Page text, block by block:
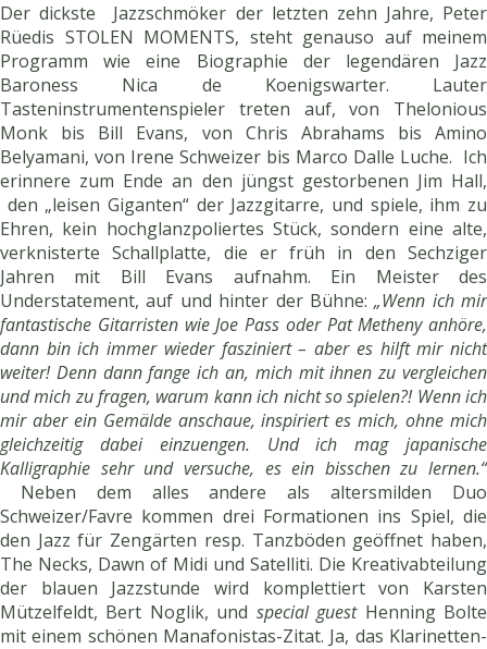
Der dickste Jazzschmöker der letzten zehn Jahre, Peter
Rüedis STOLEN MOMENTS, steht genauso auf meinem
Programm wie eine Biographie der legendären Jazz
Baroness Nica de Koenigswarter. Lauter
Tasteninstrumentenspieler treten auf, von Thelonious
Monk bis Bill Evans, von Chris Abrahams bis Amino
Belyamani, von Irene Schweizer bis Marco Dalle Luche. Ich
erinnere zum Ende an den jüngst gestorbenen Jim Hall,
den „leisen Giganten“ der Jazzgitarre, und spiele, ihm zu
Ehren, kein hochglanzpoliertes Stück, sondern eine alte,
verknisterte Schallplatte, die er früh in den Sechziger
Jahren mit Bill Evans aufnahm. Ein Meister des
Understatement, auf und hinter der Bühne:„Wenn ich mir
fantastische Gitarristen wie Joe Pass oder Pat Metheny anhöre,
dann bin ich immer wieder fasziniert – aber es hilft mir nicht
weiter! Denn dann fange ich an, mich mit ihnen zu vergleichen
und mich zu fragen, warum kann ich nicht so spielen?! Wenn ich
mir aber ein Gemälde anschaue, inspiriert es mich, ohne mich
gleichzeitig dabei einzuengen. Und ich mag japanische
Kalligraphie sehr und versuche, es ein bisschen zu lernen.“
Neben dem alles andere als altersmilden Duo
Schweizer/Favre kommen drei Formationen ins Spiel, die
den Jazz für Zengärten resp. Tanzböden geöffnet haben,
The Necks, Dawn of Midi und Satelliti. Die Kreativabteilung
der blauen Jazzstunde wird komplettiert von Karsten
Mützelfeldt, Bert Noglik, und special guestHenning Bolte
mit einem schönen Manafonistas-Zitat. Ja, das Klarinetten-